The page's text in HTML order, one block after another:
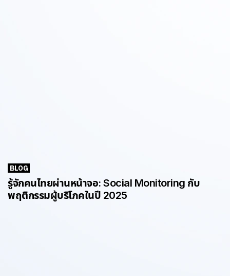
BLOG
รู้จักคนไทยผ่านหน้าจอ: Social Monitoring กับ
พฤติกรรมผู้บริโภคในปี 2025